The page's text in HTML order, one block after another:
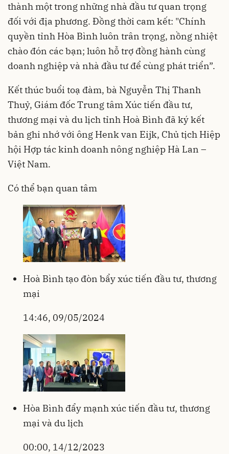
thành một trong những nhà đầu tư quan trọng
đối với địa phương. Đồng thời cam kết: "Chính
quyền tỉnh Hòa Bình luôn trân trọng, nồng nhiệt
chào đón các bạn; luôn hỗ trợ đồng hành cùng
doanh nghiệp và nhà đầu tư để cùng phát triển”.
Kết thúc buổi toạ đàm, bà Nguyễn Thị Thanh
Thuỷ, Giám đốc Trung tâm Xúc tiến đầu tư,
thương mại và du lịch tỉnh Hoà Bình đã ký kết
bản ghi nhớ với ông Henk van Eijk, Chủ tịch Hiệp
hội Hợp tác kinh doanh nông nghiệp Hà Lan –
Việt Nam.
Có thể bạn quan tâm
Hoà Bình tạo đòn bẩy xúc tiến đầu tư, thương
mại
14:46, 09/05/2024
Hòa Bình đẩy mạnh xúc tiến đầu tư, thương
mại và du lịch
00:00, 14/12/2023